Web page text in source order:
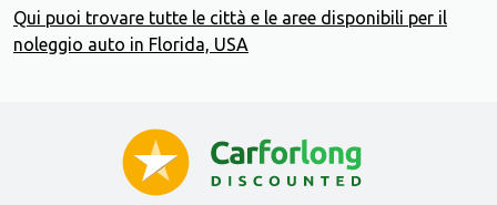
Qui puoi trovare tutte le città e le aree disponibili per il
noleggio auto in Florida, USA